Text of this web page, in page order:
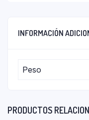
INFORMACIÓN
Peso
PRODUCTOS